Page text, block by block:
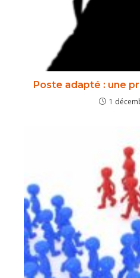
Poste adapté : une
1